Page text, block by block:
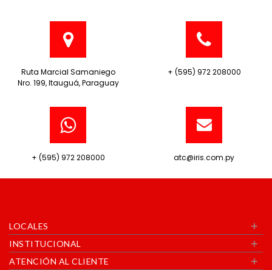
Ruta Marcial Samaniego
Nro. 199, Itauguá, Paraguay
+ (595) 972 208000
+ (595) 972 208000 atc@iris.com.py
LOCALES +
INSTITUCIONAL +
ATENCIÓN AL CLIENTE +